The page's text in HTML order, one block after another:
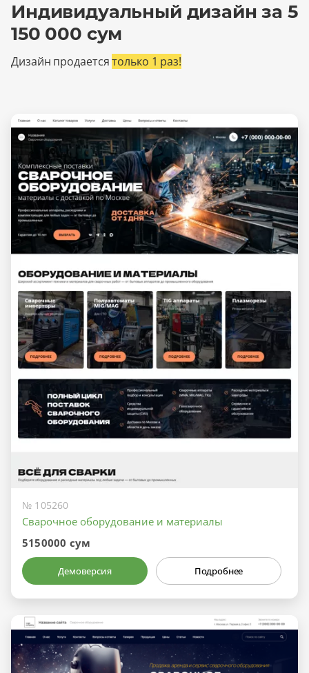
Индивидуальный дизайн за 5
150 000 сум
Дизайн продаетсятолько 1 раз!
№ 105260
Сварочное оборудование и материалы
5150000 сум
Демоверсия Подробнее